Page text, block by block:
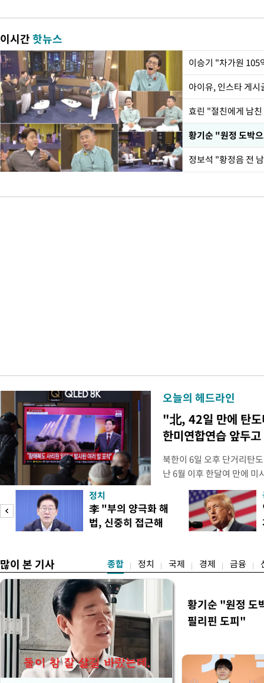
이시간핫뉴스
아이유, 인스타 게
효린 "절친에게 남
황기순 "원정 도박
오늘의 헤드라인
"北, 42일 만에 탄도
한미연합연습 앞두
북한이 6일 오후 단거리탄
난 6월 이후 한달여 만에
본부에 따르면 우리 군은
서 동해상으로 발사된 단거
북한이 미사일을 몇 발 발
다. 한미 정보당국은 미사
정치
李 "부의 양극화 해
법, 신중히 접근해
많이 본 기사 종합 정치 국제 경제 금융
황기순 "원정 도
필리핀 도피"